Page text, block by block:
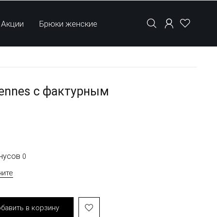
Акции Брюки женские
с фактурным
0
в корзину